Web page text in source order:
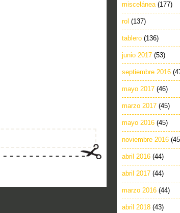
miscelánea (177)
rol (137)
tablero (136)
junio 2017 (53)
septiembre 2016
mayo 2017 (46)
marzo 2017 (45)
mayo 2016 (45)
noviembre 2016
abril 2016 (44)
abril 2017 (44)
marzo 2016 (44)
abril 2018 (43)